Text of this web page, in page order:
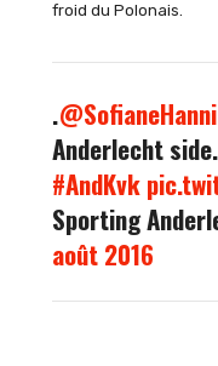
froid du Polonais.
.@SofianeHanni
Anderlecht
#AndKvk
Sporting
août 2016